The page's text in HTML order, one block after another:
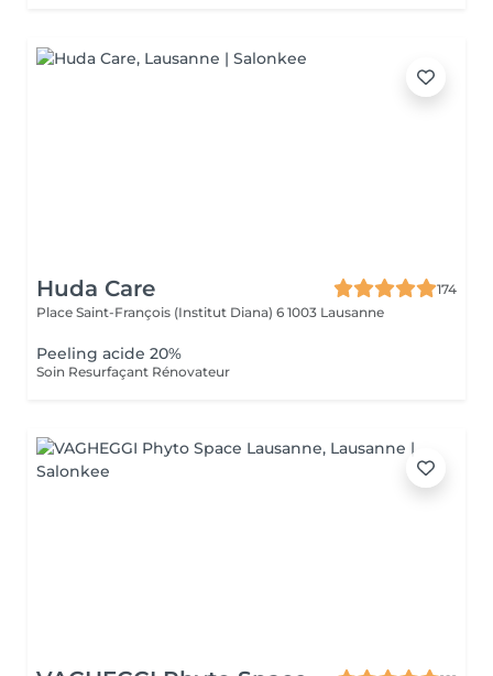
Huda Care
174
Place Saint-François (Institut Diana) 6 1003 Lausanne
Peeling acide 20%
Soin Resurfaçant Rénovateur